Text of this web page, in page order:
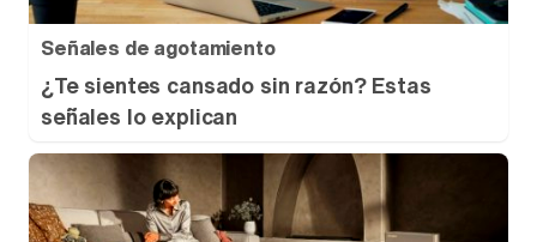
Señales de agotamiento
¿Te sientes cansado sin razón? Estas
señales lo explican